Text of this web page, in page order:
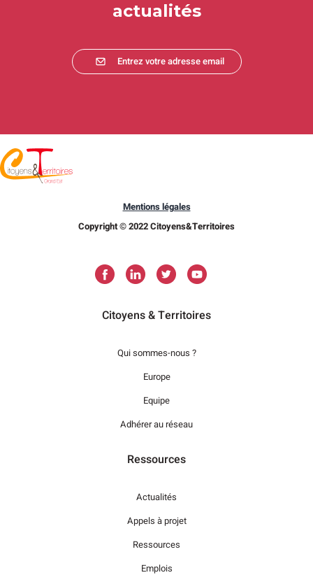
actualités
Entrez votre adresse email
Mentions légales
Copyright © 2022 Citoyens&Territoires
Citoyens & Territoires
Qui sommes-nous ?
Europe
Equipe
Adhérer au réseau
Ressources
Actualités
Appels à projet
Ressources
Emplois